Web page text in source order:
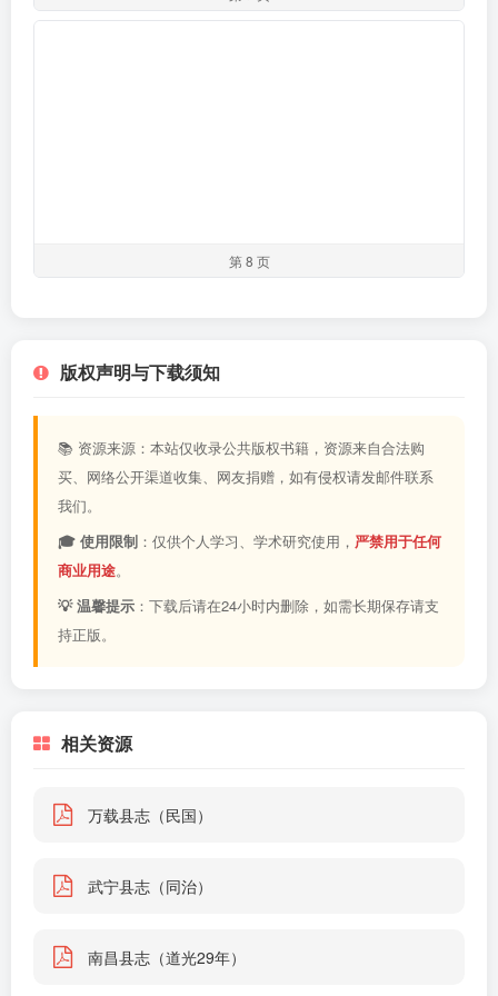
第 8 页
版权声明与下载须知
📚 资源来源：本站仅收录公共版权书籍，资源来自合法购
买、网络公开渠道收集、网友捐赠，如有侵权请发邮件联系
我们。
🎓 使用限制 ：仅供个人学习、学术研究使用， 严禁用于任何
商业用途。
💡 温馨提示 ：下载后请在24小时内删除，如需长期保存请支
持正版。
相关资源
万载县志（民国）
武宁县志（同治）
南昌县志（道光29年）